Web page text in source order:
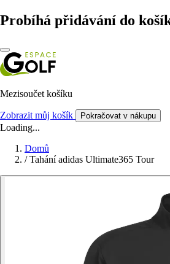
Probíhá přidávání do
Mezisoučet košíku
Zobrazit můj košík Pokračovat v nákupu
Loading...
Domů
/ Tahání adidas Ultimate365 Tour